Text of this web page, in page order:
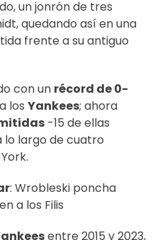
un jonrón de tres
t, quedando así en una
frente a su antiguo
con un récord de 0-
los Yankees; ahora
-15 de ellas
lo largo de cuatro
: Wrobleski poncha
a los Filis
entre 2015 y 2023,